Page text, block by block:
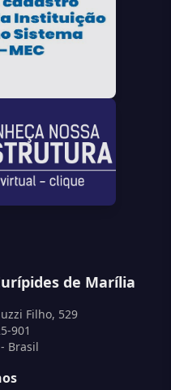
de Marília
Filho, 529
901
Brasil